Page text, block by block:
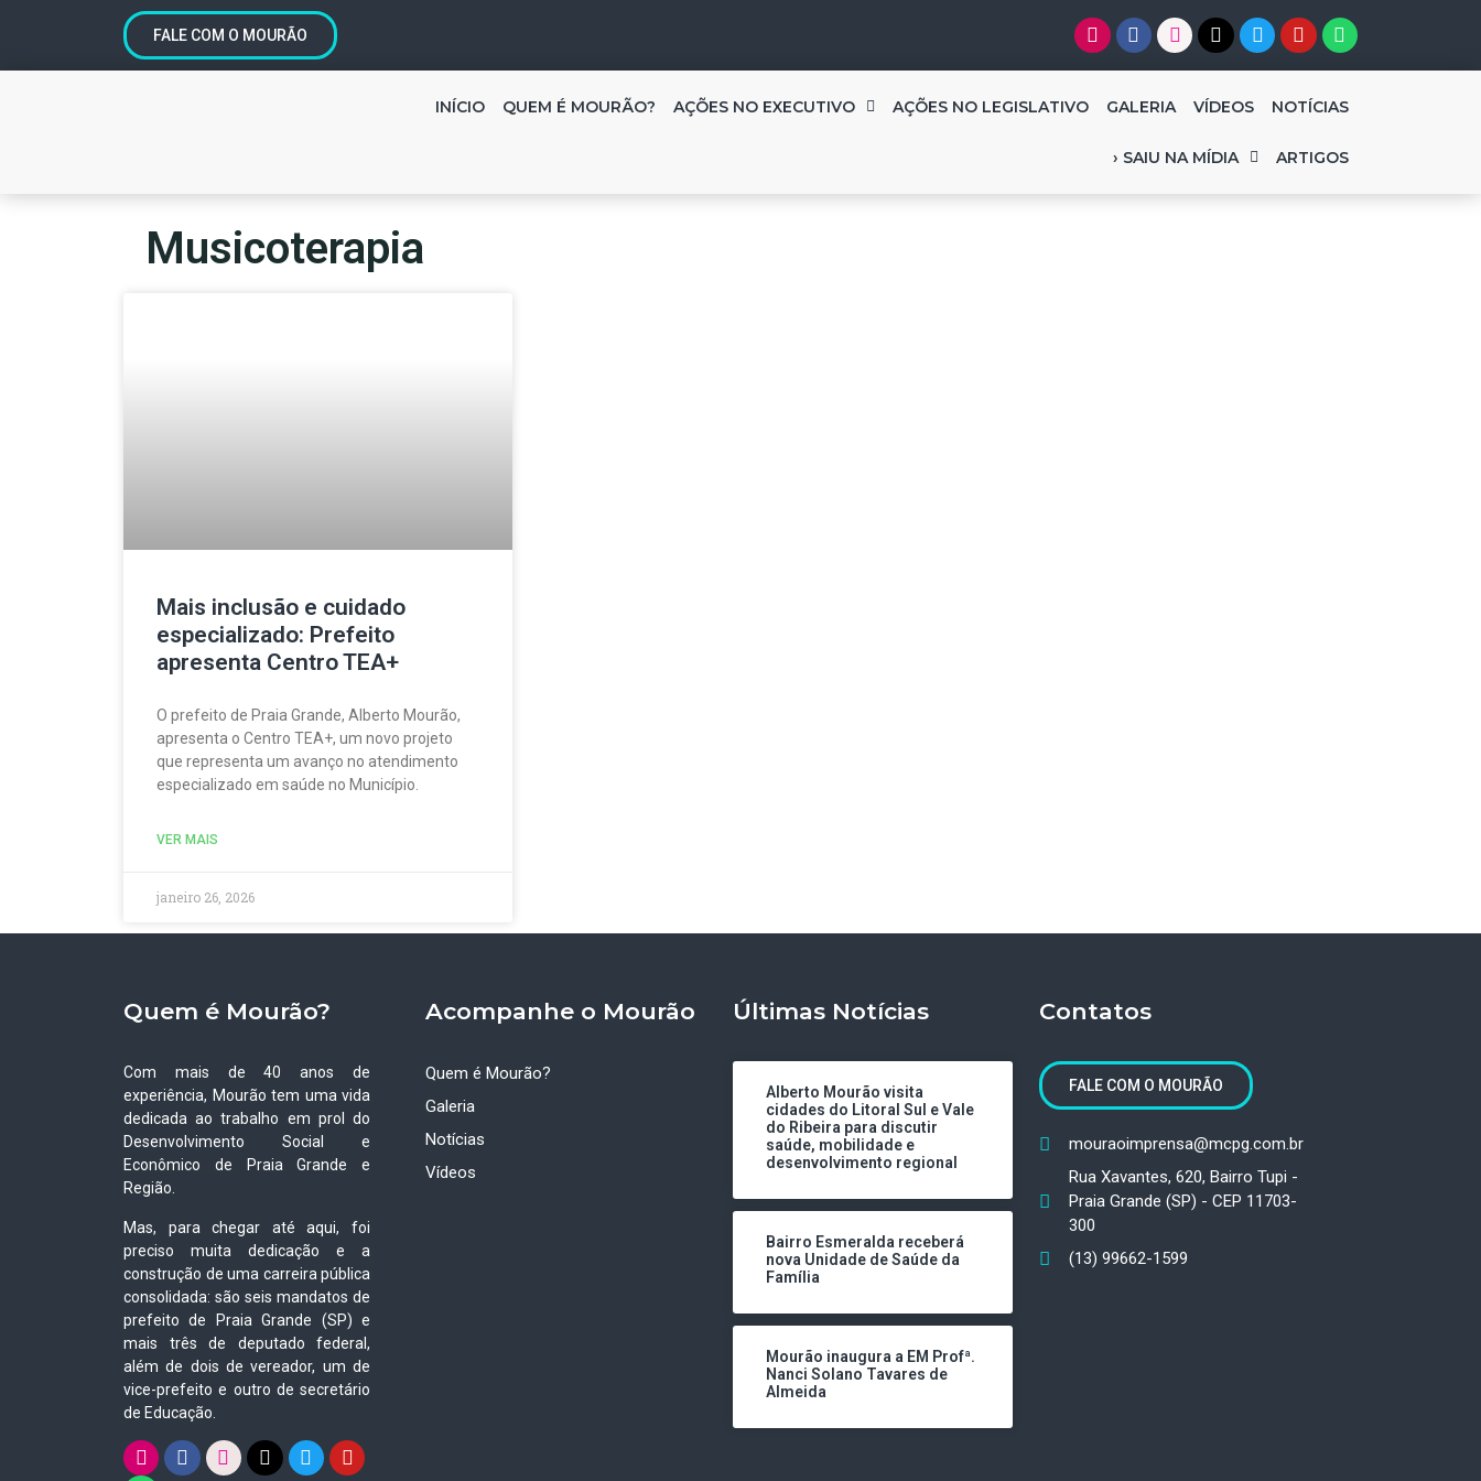
FALE COM O MOURÃO
INÍCIO QUEM É MOURÃO? AÇÕES NO EXECUTIVO AÇÕES NO LEGISLATIVO GALERIA VÍDEOS NOTÍCIAS
› SAIU NA MÍDIA ARTIGOS
Musicoterapia
Mais inclusão e cuidado
especializado: Prefeito
apresenta Centro TEA+
O prefeito de Praia Grande, Alberto Mourão,
apresenta o Centro TEA+, um novo projeto
que representa um avanço no atendimento
especializado em saúde no Município.
VER MAIS
janeiro 26, 2026
Quem é Mourão?
Com mais de 40 anos de
experiência, Mourão tem uma vida
dedicada ao trabalho em prol do
Desenvolvimento Social e
Econômico de Praia Grande e
Região.
Mas, para chegar até aqui, foi
preciso muita dedicação e a
construção de uma carreira pública
consolidada: são seis mandatos de
prefeito de Praia Grande (SP) e
mais três de deputado federal,
além de dois de vereador, um de
vice-prefeito e outro de secretário
de Educação.
Acompanhe o Mourão
Quem é Mourão?
Galeria
Notícias
Vídeos
Últimas Notícias
Alberto Mourão visita
cidades do Litoral Sul e Vale
do Ribeira para discutir
saúde, mobilidade e
desenvolvimento regional
Bairro Esmeralda receberá
nova Unidade de Saúde da
Família
Mourão inaugura a EM Profª.
Nanci Solano Tavares de
Almeida
Contatos
FALE COM O MOURÃO
mouraoimprensa@mcpg.com.br
Rua Xavantes, 620, Bairro Tupi -
Praia Grande (SP) - CEP 11703-
300
(13) 99662-1599